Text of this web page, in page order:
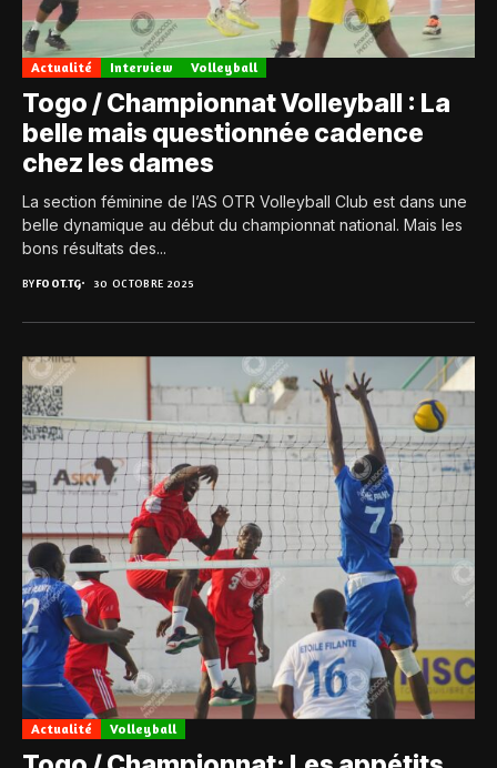
Actualité Interview Volleyball
Togo / Championnat Volleyball : La
belle mais questionnée cadence
chez les dames
La section féminine de l’AS OTR Volleyball Club est dans une
belle dynamique au début du championnat national. Mais les
bons résultats des...
BYFOOT.TG 30 OCTOBRE 2025
Actualité Volleyball